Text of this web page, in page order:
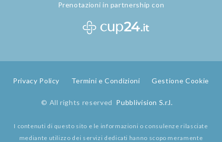
Prenotazioni in partnership con
Privacy Policy Termini e Condizioni Gestione Cookie
© All rights reserved Pubblivision S.r.l.
I contenuti di questo sito e le informazioni o consulenze rilasciate
mediante utilizzo dei servizi dedicati hanno scopo meramente